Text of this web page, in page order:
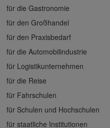
für die Gastronomie
für den Großhandel
für den Praxisbedarf
für die Automobilindustrie
für Logistikunternehmen
für die Reise
für Fahrschulen
für Schulen und Hochschulen
für staatliche Institutionen